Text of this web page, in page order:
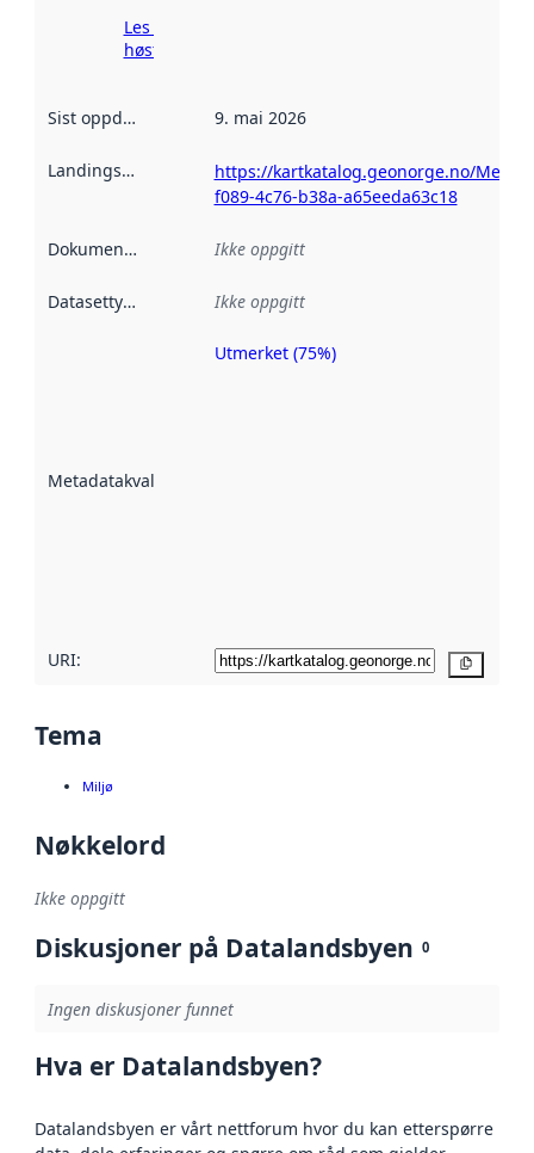
Les mer om
høsting her
Sist oppdatert 9. mai 2026
Landingsside
https://kartkatalog.geonorge.no/
f089-4c76-b38a-a65eeda63c18
Dokumentasjon Ikke oppgitt
Datasettype Ikke oppgitt
Metadatakvalitet
Metadatakvalitet
Utmerket (75%)
URI:
Tema
Miljø
Nøkkelord
Ikke oppgitt
Diskusjoner på Datalandsbyen 0
Ingen diskusjoner funnet
Hva er Datalandsbyen?
Datalandsbyen er vårt nettforum hvor du kan etterspørre